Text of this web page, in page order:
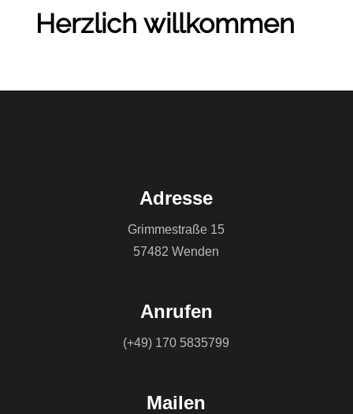
Herzlich willkommen
Adresse
Grimmestraße 15
57482 Wenden
Anrufen
(+49) 170 5835799
Mailen